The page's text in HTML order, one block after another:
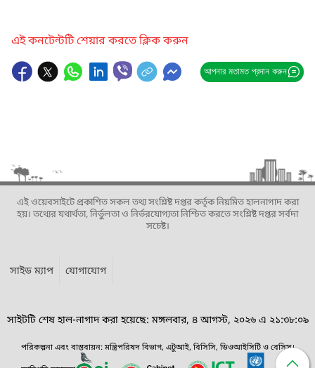
এই কনটেন্টটি শেয়ার করতে ক্লিক করুন
আপনার মতামত প্রদান করুন
এই ওয়েবসাইটে প্রকাশিত সকল তথ্য সংশ্লিষ্ট দপ্তর কর্তৃক নিয়মিত হালনাগাদ করা
হয়। তথ্যের যথার্থতা, নির্ভুলতা ও নির্ভরযোগ্যতা নিশ্চিত করতে সংশ্লিষ্ট দপ্তর সর্বদা
সচেষ্ট।
সাইড ম্যাপ যোগাযোগ
সাইটটি শেষ হাল-নাগাদ করা হয়েছে: মঙ্গলবার, ৪ আগস্ট, ২০২৬ এ ২১:৩৮:০৯
পরিকল্পনা এবং বাস্তবায়ন: মন্ত্রিপরিষদ বিভাগ, এটুআই, বিসিসি, ডিওআইসিটি ও বেসিস।